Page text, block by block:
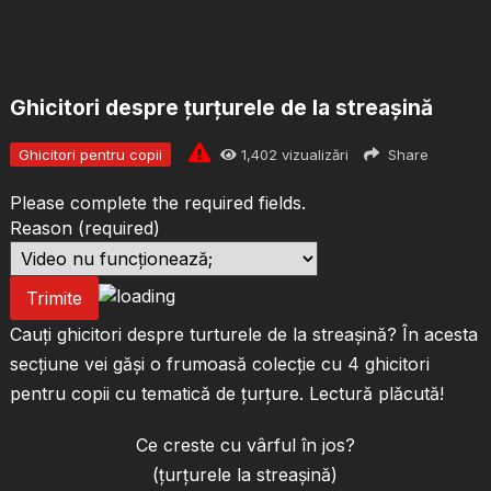
Ghicitori despre țurțurele de la streașină
Ghicitori pentru copii 1,402 vizualizări Share
Please complete the required fields.
Reason (required)
Trimite
Cauți ghicitori despre turturele de la streașină? În acesta
secțiune vei găși o frumoasă colecție cu 4 ghicitori
pentru copii cu tematică de țurțure. Lectură plăcută!
Ce creste cu vârful în jos?
(țurțurele la streașină)